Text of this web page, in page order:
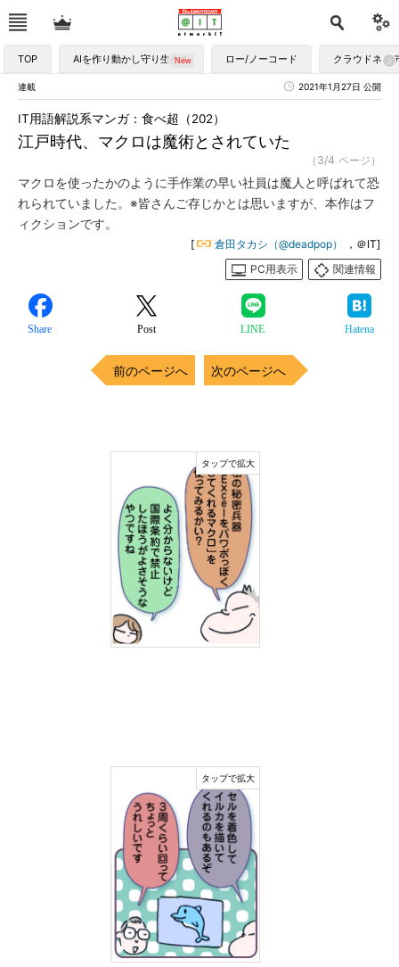
TOP AIを作り動かし守り生かす ロー/ノーコード クラウドネイ
連載 2021年1月27日 公開
江戸時代、マクロは魔術とされていた
IT用語解説系マンガ：食べ超（202）
（3/4 ページ）
マクロを使ったかのように手作業の早い社員は魔人と呼ばれて恐
れられていました。※皆さんご存じかとは思いますが、本作はフ
ィクションです。
[ 倉田タカシ（@deadpop）
，＠IT]
PC用表示
関連情報
Share Post LINE Hatena
前のページへ 次のページへ